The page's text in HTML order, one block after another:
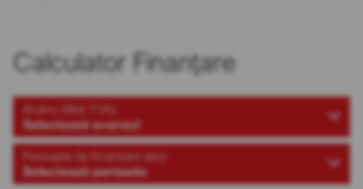
Calculator Finanțare
Avans (fără TVA)
Selectează avansul
Perioada de finanțare (ani)
Selectează perioada